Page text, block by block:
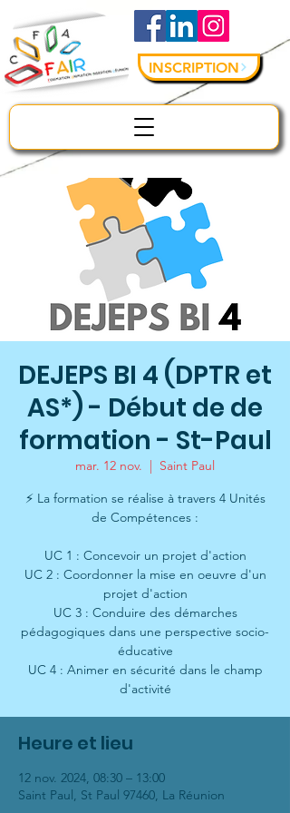
INSCRIPTION
DEJEPS BI 4 (DPTR et
AS*) - Début de de
formation - St-Paul
mar. 12 nov.
  |
Saint Paul
⚡ La formation se réalise à travers 4 Unités
de Compétences :
​UC 1 : Concevoir un projet d'action
UC 2 : Coordonner la mise en oeuvre d'un
projet d'action
UC 3 : Conduire des démarches
pédagogiques dans une perspective socio-
éducative
UC 4 : Animer en sécurité dans le champ
d'activité
Heure et lieu
12 nov. 2024, 08:30 – 13:00
Saint Paul, St Paul 97460, La Réunion